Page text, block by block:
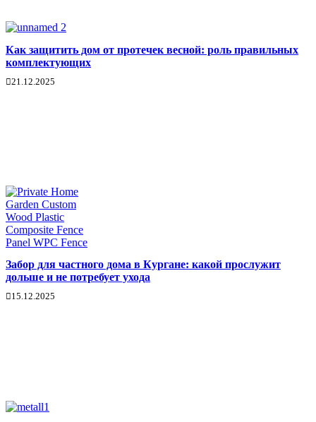
Как защитить дом от протечек весной: роль правильных
комплектующих
21.12.2025
Забор для частного дома в Кургане: какой прослужит
дольше и не потребует ухода
15.12.2025